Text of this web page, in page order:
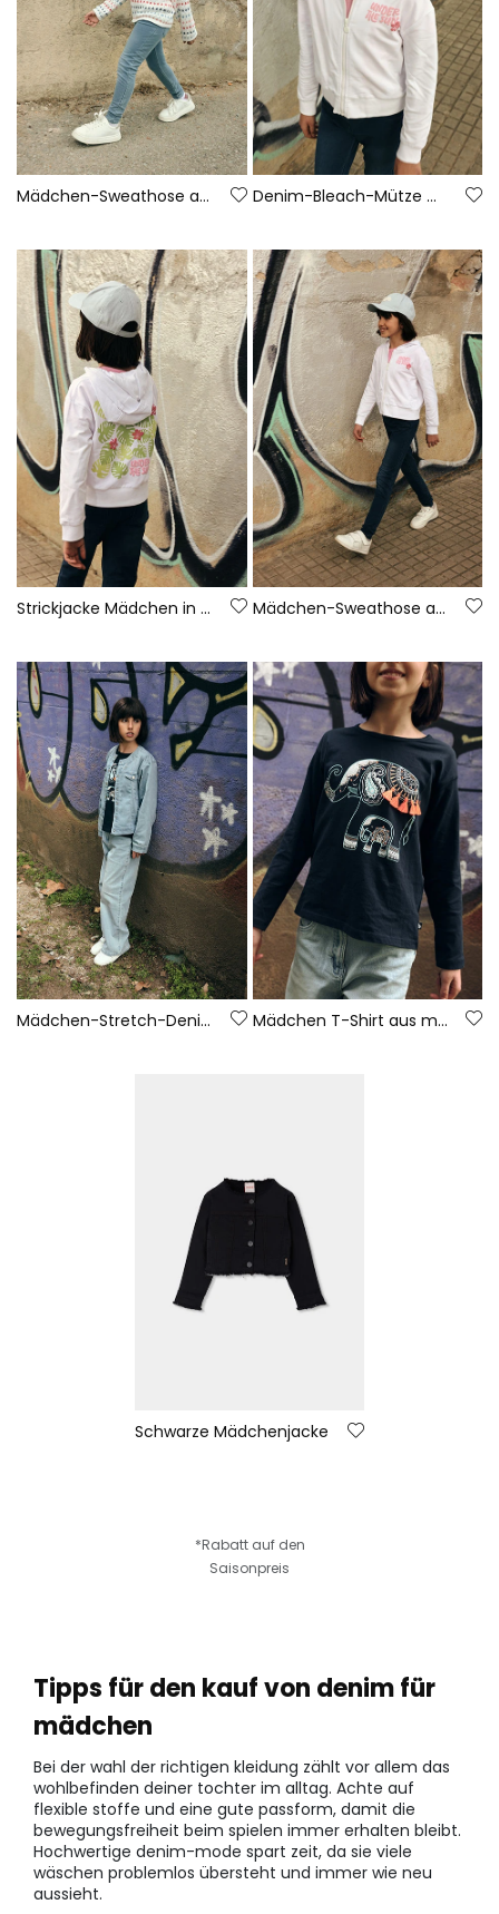
Mädchen-Sweathose aus Denim-Fleece in Bleach Denim-Bleach-Mütze mit Stickerei
Strickjacke Mädchen in Weiß Mädchen-Sweathose aus Denim-Fleece in Blau
Mädchen-Stretch-Denimhose in Bleach Mädchen T-Shirt aus marineblauer Baumwolle
Schwarze Mädchenjacke
*Rabatt auf den
Saisonpreis
Tipps für den kauf von denim für
mädchen
Bei der wahl der richtigen kleidung zählt vor allem das
wohlbefinden deiner tochter im alltag. Achte auf
flexible stoffe und eine gute passform, damit die
bewegungsfreiheit beim spielen immer erhalten bleibt.
Hochwertige denim-mode spart zeit, da sie viele
wäschen problemlos übersteht und immer wie neu
aussieht.